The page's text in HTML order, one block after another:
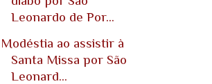
Leonardo de Por...
Modéstia ao assistir à
Santa Missa por São
Leonard...